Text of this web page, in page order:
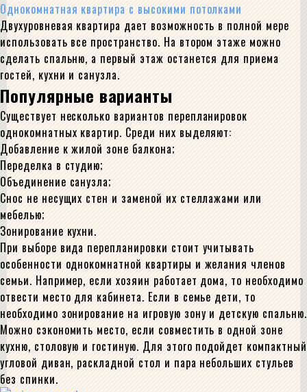
Однокомнатная квартира с высокими потолками
Двухуровневая квартира дает возможность в полной мере
использовать все пространство. На втором этаже можно
сделать спальню, а первый этаж останется для приема
гостей, кухни и санузла.
Популярные варианты
Существует несколько вариантов перепланировок
однокомнатных квартир. Среди них выделяют:
Добавление к жилой зоне балкона;
Переделка в студию;
Объединение санузла;
Снос не несущих стен и заменой их стеллажами или
мебелью;
Зонирование кухни.
При выборе вида перепланировки стоит учитывать
особенности однокомнатной квартиры и желания членов
семьи. Например, если хозяин работает дома, то необходимо
отвести место для кабинета. Если в семье дети, то
необходимо зонирование на игровую зону и детскую спальню.
Можно сэкономить место, если совместить в одной зоне
кухню, столовую и гостиную. Для этого подойдет компактный
угловой диван, раскладной стол и пара небольших стульев
без спинки.